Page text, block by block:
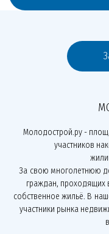
Молодострой.ру -
участников
За свою многолетнюю
граждан, проходящих
собственное жильё. В
участники рынка